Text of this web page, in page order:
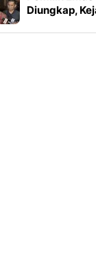
Diungkap,